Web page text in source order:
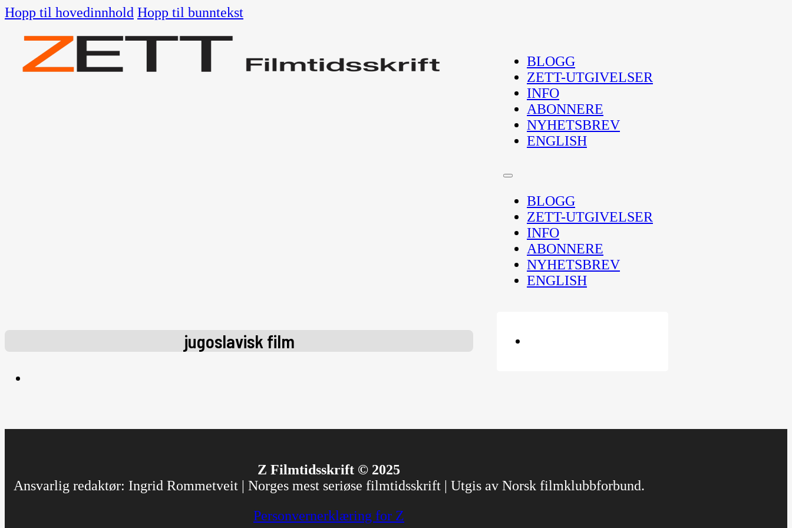
Hopp til hovedinnhold Hopp til bunntekst
BLOGG
ZETT-UTGIVELSER
INFO
ABONNERE
NYHETSBREV
ENGLISH
BLOGG
ZETT-UTGIVELSER
INFO
ABONNERE
NYHETSBREV
ENGLISH
jugoslavisk film
Z Filmtidsskrift © 2025
Ansvarlig redaktør: Ingrid Rommetveit | Norges mest seriøse filmtidsskrift | Utgis av Norsk filmklubbforbund.
Personvernerklæring for Z